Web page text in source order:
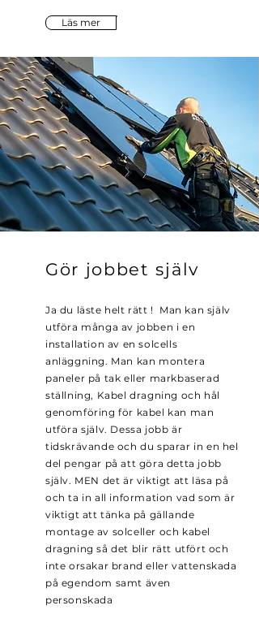
Läs mer
Gör jobbet själv
Ja du läste helt rätt ! Man kan själv
utföra många av jobben i en
installation av en solcells
anläggning. Man kan montera
paneler på tak eller markbaserad
ställning, Kabel dragning och hål
genomföring för kabel kan man
utföra själv. Dessa jobb är
tidskrävande och du sparar in en hel
del pengar på att göra detta jobb
själv. MEN det är viktigt att läsa på
och ta in all information vad som är
viktigt att tänka på gällande
montage av solceller och kabel
dragning så det blir rätt utfört och
inte orsakar brand eller vattenskada
på egendom samt även
personskada